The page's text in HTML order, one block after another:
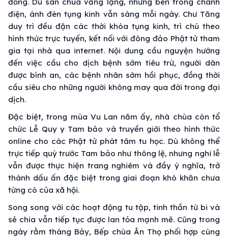
điện, ánh đèn tụng kinh vẫn sáng mỗi ngày. Chư Tăng
duy trì đều đặn các thời khóa tụng kinh, trì chú theo
hình thức trực tuyến, kết nối với đông đảo Phật tử tham
gia tại nhà qua internet. Nội dung cầu nguyện hướng
đến việc cầu cho dịch bệnh sớm tiêu trừ, người dân
được bình an, các bệnh nhân sớm hồi phục, đồng thời
cầu siêu cho những người không may qua đời trong đại
dịch.
Đặc biệt, trong mùa Vu Lan năm ấy, nhà chùa còn tổ
chức Lễ Quy y Tam bảo và truyền giới theo hình thức
online cho các Phật tử phát tâm tu học. Dù không thể
trực tiếp quỳ trước Tam bảo như thông lệ, nhưng nghi lễ
vẫn được thực hiện trang nghiêm và đầy ý nghĩa, trở
thành dấu ấn đặc biệt trong giai đoạn khó khăn chưa
từng có của xã hội.
Song song với các hoạt động tu tập, tinh thần từ bi và
sẻ chia vẫn tiếp tục được lan tỏa mạnh mẽ. Cũng trong
ngày rằm tháng Bảy, Bếp chùa Ân Thọ phối hợp cùng